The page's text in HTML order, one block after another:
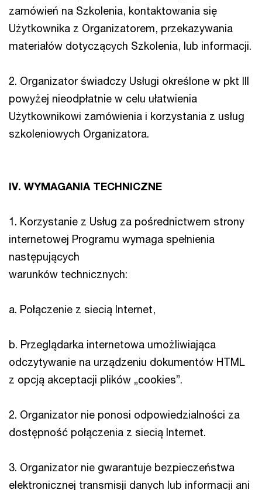
zamówień na Szkolenia, kontaktowania się
Użytkownika z Organizatorem, przekazywania
materiałów dotyczących Szkolenia, lub informacji.
2. Organizator świadczy Usługi określone w pkt III
powyżej nieodpłatnie w celu ułatwienia
Użytkownikowi zamówienia i korzystania z usług
szkoleniowych Organizatora.
IV. WYMAGANIA TECHNICZNE
1. Korzystanie z Usług za pośrednictwem strony
internetowej Programu wymaga spełnienia
następujących
warunków technicznych:
a. Połączenie z siecią Internet,
b. Przeglądarka internetowa umożliwiająca
odczytywanie na urządzeniu dokumentów HTML
z opcją akceptacji plików „cookies”.
2. Organizator nie ponosi odpowiedzialności za
dostępność połączenia z siecią Internet.
3. Organizator nie gwarantuje bezpieczeństwa
elektronicznej transmisji danych lub informacji ani